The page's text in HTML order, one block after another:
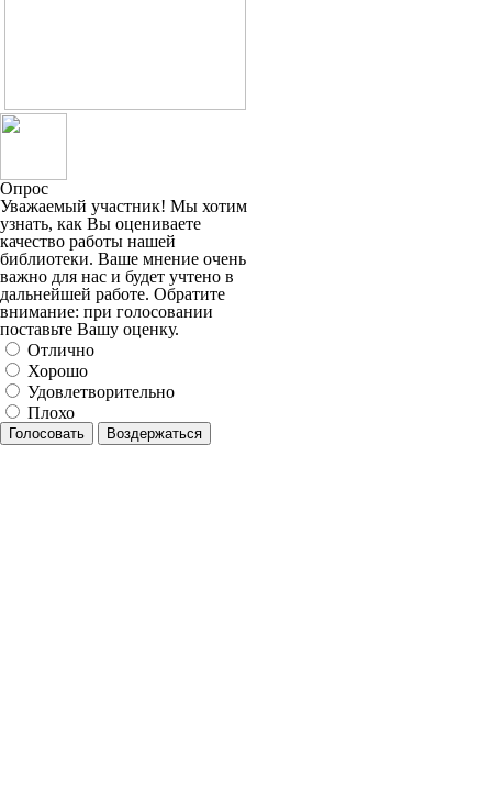
Опрос
Уважаемый участник! Мы хотим
узнать, как Вы оцениваете
качество работы нашей
библиотеки. Ваше мнение очень
важно для нас и будет учтено в
дальнейшей работе. Обратите
внимание: при голосовании
поставьте Вашу оценку.
Отлично
Хорошо
Удовлетворительно
Плохо
Голосовать Воздержаться